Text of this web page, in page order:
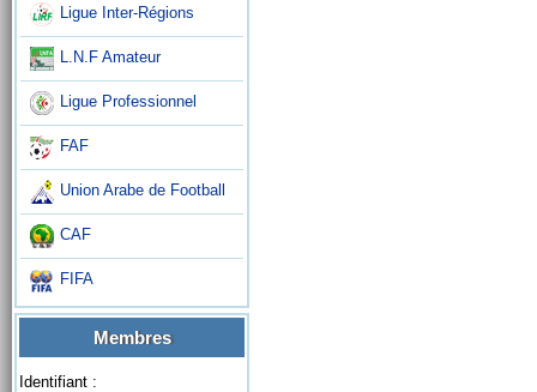
Ligue Inter-Régions
L.N.F Amateur
Ligue Professionnel
FAF
Union Arabe de Football
CAF
FIFA
Membres
Identifiant :